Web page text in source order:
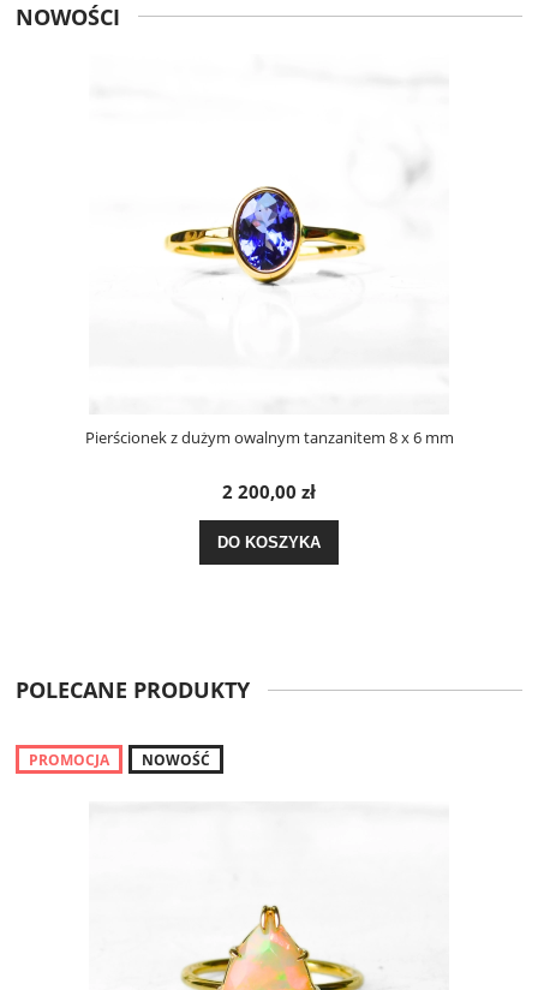
NOWOŚCI
Pierścionek z dużym owalnym tanzanitem 8 x 6 mm
2 200,00 zł
DO KOSZYKA
POLECANE PRODUKTY
PROMOCJA NOWOŚĆ